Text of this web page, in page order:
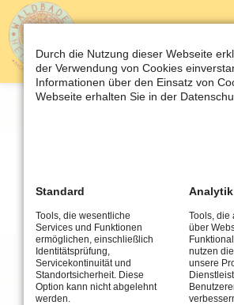
Durch die Nutzung dieser Webseite
der Verwendung von Cookies
Informationen über den Einsatz von
Webseite erhalten Sie in der
Standard
Tools, die wesentliche
Services und Funktionen
ermöglichen, einschließlich
Identitätsprüfung,
Servicekontinuität und
Standortsicherheit. Diese
Option kann nicht abgelehnt
werden.
Analytik
Tools, die
über
nutzen
unsere